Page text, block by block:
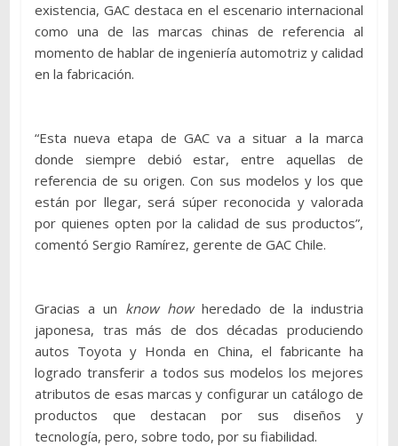
existencia, GAC destaca en el escenario internacional
como una de las marcas chinas de referencia al
momento de hablar de ingeniería automotriz y calidad
en la fabricación.
“Esta nueva etapa de GAC va a situar a la marca
donde siempre debió estar, entre aquellas de
referencia de su origen. Con sus modelos y los que
están por llegar, será súper reconocida y valorada
por quienes opten por la calidad de sus productos”,
comentó Sergio Ramírez, gerente de GAC Chile.
Gracias a un know howheredado de la industria
japonesa, tras más de dos décadas produciendo
autos Toyota y Honda en China, el fabricante ha
logrado transferir a todos sus modelos los mejores
atributos de esas marcas y configurar un catálogo de
productos que destacan por sus diseños y
tecnología, pero, sobre todo, por su fiabilidad.